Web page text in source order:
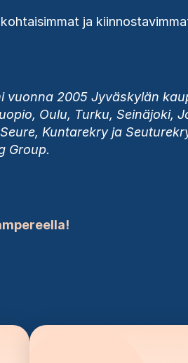
ja
2005 Jyväskylän
Oulu, Turku, Seinäjoki,
Kuntarekry ja
Group.